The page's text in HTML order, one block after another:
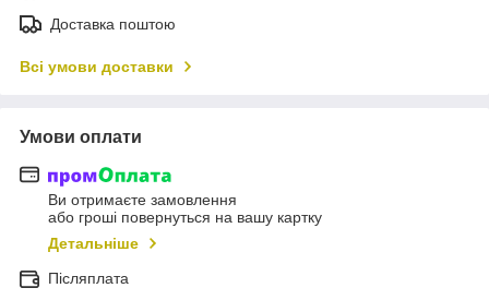
Доставка поштою
Всі умови доставки
Умови оплати
Ви отримаєте замовлення
або гроші повернуться на вашу картку
Детальніше
Післяплата